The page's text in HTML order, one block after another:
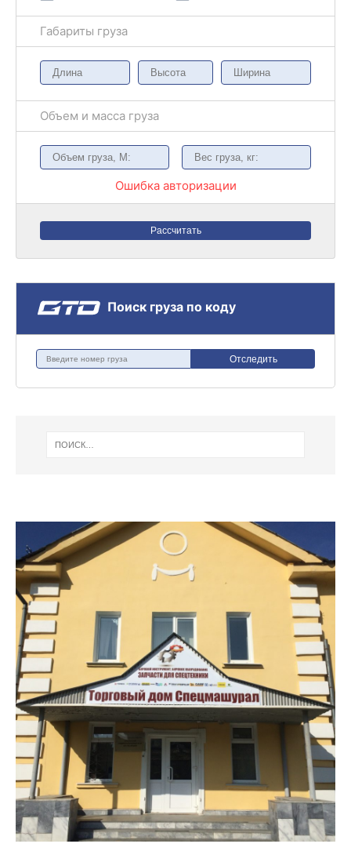
Габариты груза
Объем и масса груза
Ошибка авторизации
Рассчитать
Поиск груза по коду
Отследить